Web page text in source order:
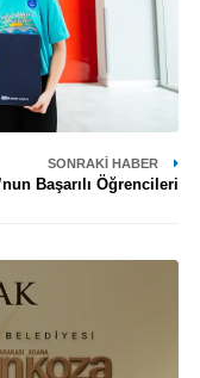
SONRAKI HABER
Başarılı Öğrencileri